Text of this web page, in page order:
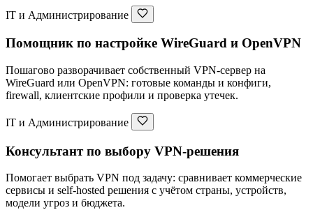
IT и Администрирование
Помощник по настройке WireGuard и OpenVPN
Пошагово разворачивает собственный VPN-сервер на
WireGuard или OpenVPN: готовые команды и конфиги,
firewall, клиентские профили и проверка утечек.
IT и Администрирование
Консультант по выбору VPN-решения
Помогает выбрать VPN под задачу: сравнивает коммерческие
сервисы и self-hosted решения с учётом страны, устройств,
модели угроз и бюджета.